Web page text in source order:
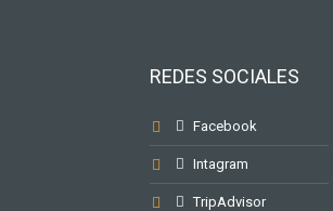
REDES SOCIALES
Facebook
Intagram
TripAdvisor